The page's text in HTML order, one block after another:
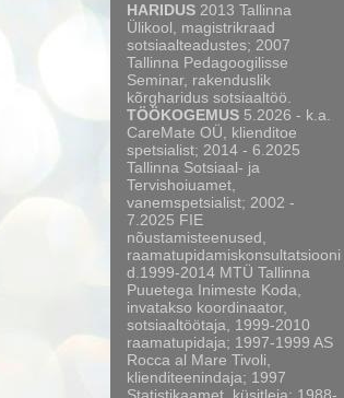
HARIDUS 2013 Tallinna
Ülikool, magistrikraad
sotsiaalteadustes; 2007
Tallinna Pedagoogilisse
Seminar, rakenduslik
kõrgharidus sotsiaaltöö.
TÖÖKOGEMUS 5.2026 - k.a.
CareMate OÜ, klienditoe
spetsialist; 2014 - 6.2025
Tallinna Sotsiaal- ja
Tervishoiuamet,
vanemspetsialist; 2002 -
7.2025 FIE
nõustamisteenused,
raamatupidamiskonsultatsiooni
d.1999-2014 MTÜ Tallinna
Puuetega Inimeste Koda,
invatakso koordinaator,
sotsiaaltöötaja, 1999-2010
raamatupidaja; 1997-1999 AS
Rocca al Mare Tivoli,
klienditeenindaja; 1997